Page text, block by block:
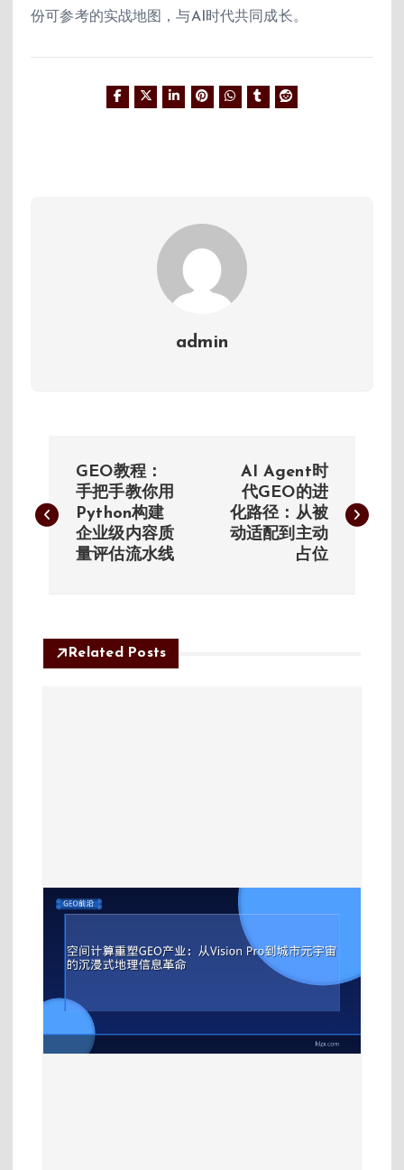
份可参考的实战地图，与AI时代共同成长。
admin
章
GEO教程：
手把手教你用
Python构建
企业级内容质
量评估流水线
AI Agent时
代GEO的进
化路径：从被
动适配到主动
占位
Related Posts